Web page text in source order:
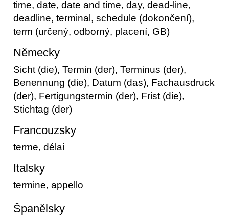
time, date, date and time, day, dead-line,
deadline, terminal, schedule (dokončení),
term (určený, odborný, placení, GB)
Německy
Sicht (die), Termin (der), Terminus (der),
Benennung (die), Datum (das), Fachausdruck
(der), Fertigungstermin (der), Frist (die),
Stichtag (der)
Francouzsky
terme, délai
Italsky
termine, appello
Španělsky